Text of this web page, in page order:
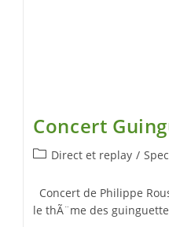
Concert
Direct et replay /
Concert de Philippe
le thÃ¨me des